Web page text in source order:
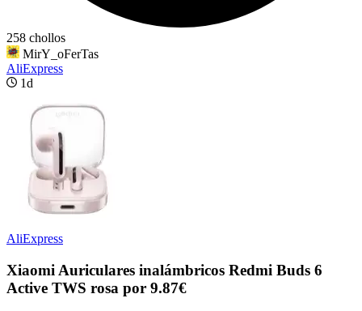
258 chollos
MirY_oFerTas
AliExpress
1d
AliExpress
Xiaomi Auriculares inalámbricos Redmi Buds 6
Active TWS rosa por 9.87€